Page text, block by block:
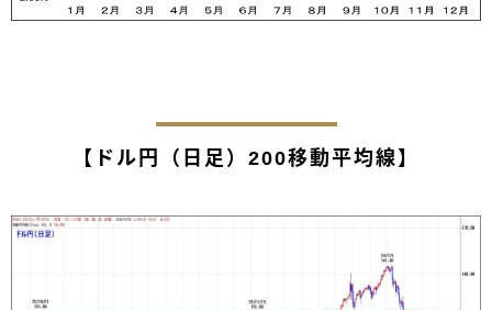
【ドル円（日足）200移動平均線】